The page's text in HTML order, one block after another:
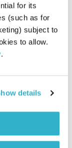
for its
(such as for
subject to
to allow.
.
details
חופש כלכלי
אסימונים
ענת קלו
02.07.14
01:01:47
כלכלי, לשיחה על
אודיו